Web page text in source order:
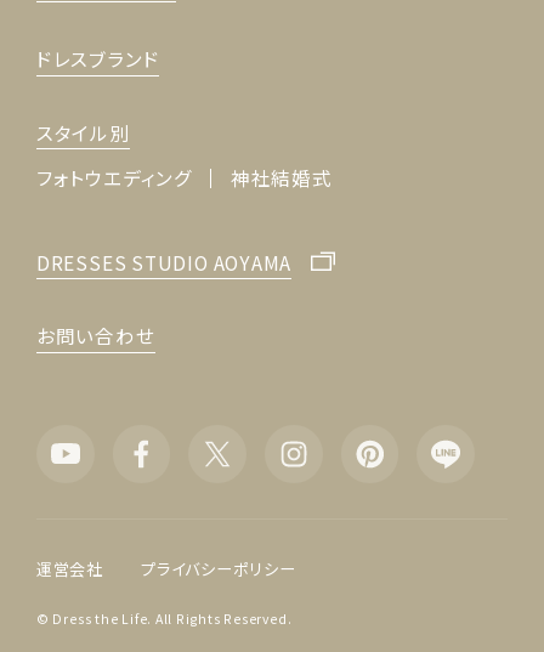
ドレスブランド
スタイル別
フォトウエディング
神社結婚式
DRESSES STUDIO AOYAMA
お問い合わせ
運営会社 プライバシーポリシー
© Dress the Life. All Rights Reserved.